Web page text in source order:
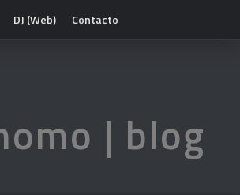
DJ (Web) Contacto
| blog